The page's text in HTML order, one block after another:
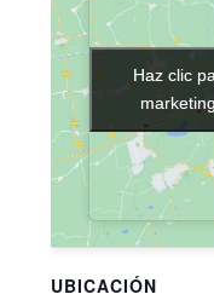
UBICACIÓN
Haz clic
Haz clic